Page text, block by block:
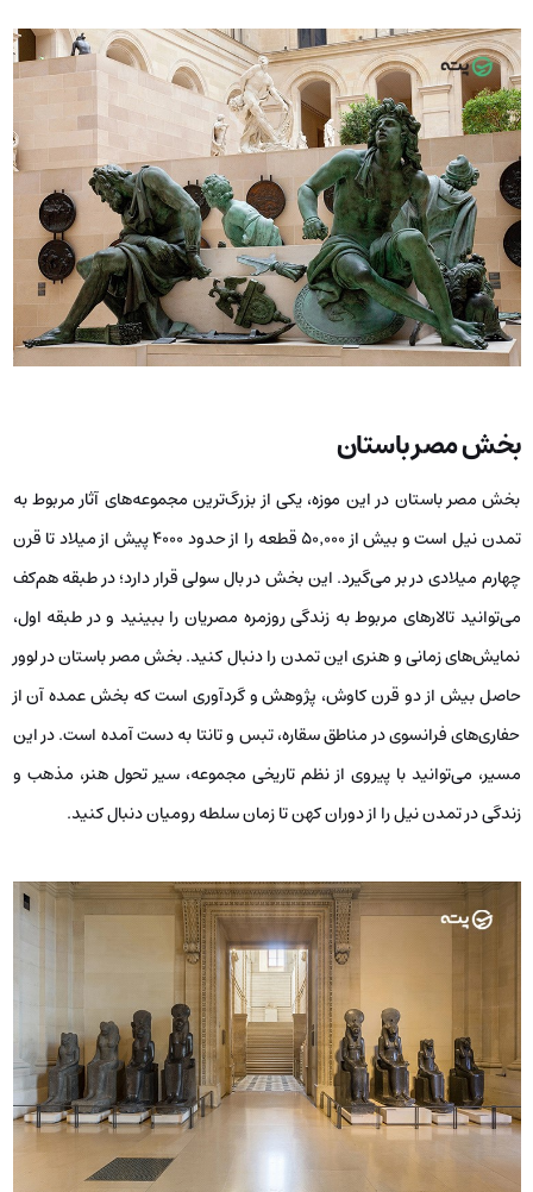
بخش مصر باستان
بخش مصر باستان در این موزه، یکی از بزرگ‌ترین مجموعه‌های آثار مربوط به
تمدن نیل است و بیش از ۵۰٬۰۰۰ قطعه را از حدود ۴۰۰۰ پیش از میلاد تا قرن
چهارم میلادی در بر می‌گیرد. این بخش در بال سولی قرار دارد؛ در طبقه هم‌کف
می‌توانید تالارهای مربوط به زندگی روزمره مصریان را ببینید و در طبقه اول،
نمایش‌های زمانی و هنری این تمدن را دنبال کنید. بخش مصر باستان در لوور
حاصل بیش از دو قرن کاوش، پژوهش و گردآوری است که بخش عمده آن از
حفاری‌های فرانسوی در مناطق سقاره، تبس و تانتا به دست آمده است. در این
مسیر، می‌توانید با پیروی از نظم تاریخی مجموعه، سیر تحول هنر، مذهب و
زندگی در تمدن نیل را از دوران کهن تا زمان سلطه رومیان دنبال کنید.